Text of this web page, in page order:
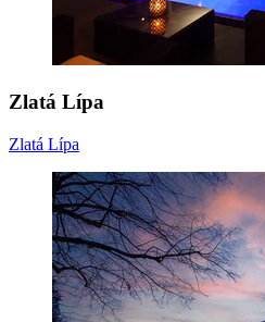
Zlatá Lípa
Zlatá Lípa